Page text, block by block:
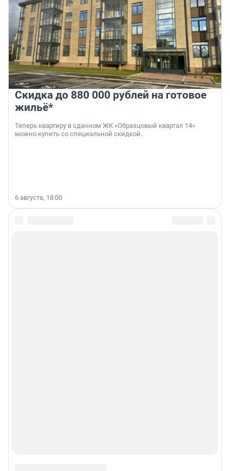
Скидка до 880 000 рублей на готовое
жильё*
Теперь квартиру в сданном ЖК «Образцовый квартал 14»
можно купить со специальной скидкой.
6 августа, 18:00